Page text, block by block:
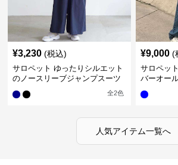
¥3,230 (税込)
サロペット ゆったりシルエット
のノースリーブジャンプスーツ
全2色
¥9,000 (
サロペッ
バーオー
人気アイテム一覧へ